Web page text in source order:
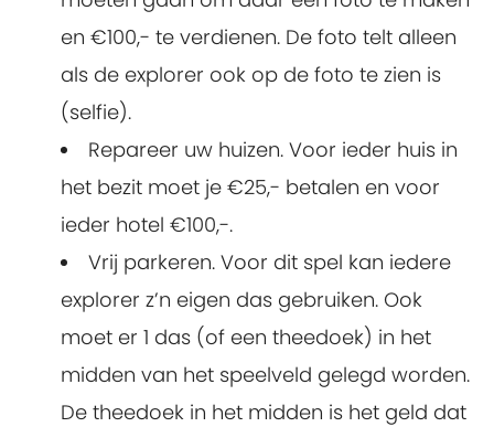
en €100,- te verdienen. De foto telt alleen
als de explorer ook op de foto te zien is
(selfie).
Repareer uw huizen. Voor ieder huis in
het bezit moet je €25,- betalen en voor
ieder hotel €100,-.
Vrij parkeren. Voor dit spel kan iedere
explorer z’n eigen das gebruiken. Ook
moet er 1 das (of een theedoek) in het
midden van het speelveld gelegd worden.
De theedoek in het midden is het geld dat